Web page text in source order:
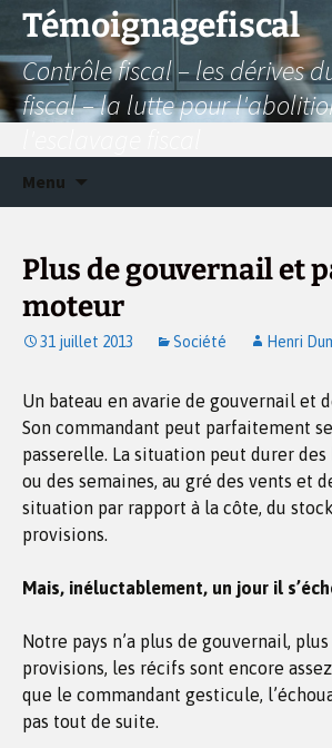
Aller
contenu
Témoignagefiscal
Contrôle fiscal – les dérives
fiscal – la lutte pour
Menu
Plus de gouvernail et
moteur
31 juillet 2013 Société Henri
Un bateau en avarie de gouvernail et
Son commandant peut parfaitement
passerelle. La situation peut durer des
ou des semaines, au gré des vents et
situation par rapport à la côte, du
provisions.
Mais, inéluctablement, un jour il
Notre pays n’a plus de gouvernail,
provisions, les récifs sont encore
que le commandant gesticule,
pas tout de suite.